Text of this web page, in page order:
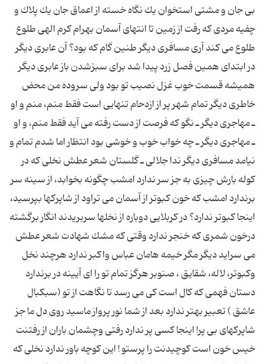
بى جان و مشتى استخوان یك نگاه خسته از اعماق جان یك پلاك و
چفیه مردى كه رفت از زمین تا انتهاى آسمان بهرام كرم الهى طلوع
طلوع مى كند آرى مسافرى دیگر طنین گام كه بود؟ آن عابرى دیگر
در ابتداى همین فصل زرد پیدا شد براى سبزشدن باز عابرى دیگر
همیشه قسمت خوب غزل نصیب تو بود ولى سروده من محض
خاطرى دیگر تمام شهر پر از ازدحام تنهایى است فقط منم، منم و او
ـ مهاجرى دیگر ـ نگو كه فرصت از دست رفته مى آید فقط منم، و او
ـ مهاجرى دیگر ـ چه خواب خوب و خوشى بود انتظار اما شدم تمام و
نیامد مسافرى دیگر ندا جلالى ـ گلستان شعر عطش نخلى كه در
كوله بارش چیزى به جز سر ندارد امشب چگونه بخوابد، از سینه سر
برندارد امشب كه خون كبوتر از آسمان مى تراود از شاپركها بپرسید،
اینجا كبوتر ندارد؟ در كربلایى دوباره از نخلها سربریدند انگار برگشته
درخون شمرى كه خنجر ندارد وقتى كه مشك شهادت شعر عطش
مى سراید دیگر مگر خیمه هامان عباس واكبر ندارد هرچند نخل
وكبوتر، لاله، شقایق ، صنوبر هرگز تمام تو را اى آیینه در برندارد
دستان فهمى كه كال است كى مى رسد تا نگاهت از تو (سبكبال
عاشق ) تعبیر بهتر ندارد بعد از شما نور پرواز ماسید روى دل ما جز
شاپركهاى بى پر! اینجا كسى پر ندارد رفتى وچشمان باران از رفتنت
خیس خون است كوچیدنت را پرستو ! این كوچه باور ندارد نخلى كه